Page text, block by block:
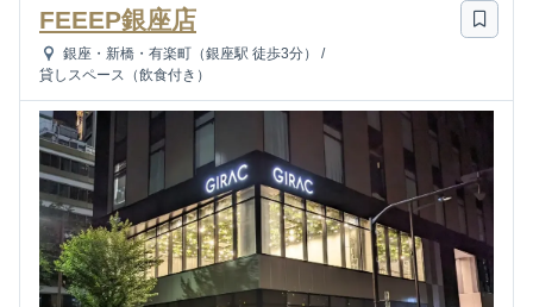
FEEEP銀座店
銀座・新橋・有楽町（銀座駅 徒歩3分）
/
貸しスペース（飲食付き）